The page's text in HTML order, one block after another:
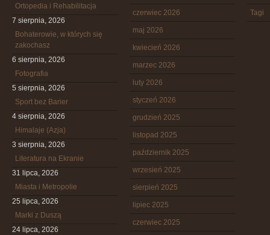
Ortopedia i Rehabilitacja
7 sierpnia, 2026
Bohaterowie, w których się
zakochasz
6 sierpnia, 2026
Fotografia
5 sierpnia, 2026
Sport bez Barier
4 sierpnia, 2026
Himalaje (Azja)
3 sierpnia, 2026
Literatura na Ekranie
31 lipca, 2026
Miasta i Metropolie
25 lipca, 2026
Marki z Duszą
24 lipca, 2026
czerwiec 2026
maj 2026
kwiecień 2026
marzec 2026
luty 2026
styczeń 2026
grudzień 2025
listopad 2025
październik 2025
wrzesień 2025
sierpień 2025
lipiec 2025
czerwiec 2025
Tagi